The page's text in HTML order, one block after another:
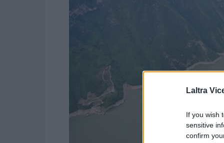
Laltra
If you wish
sensitive
confirm